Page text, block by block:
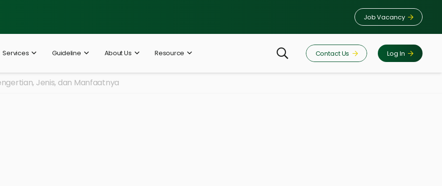
Job Vacancy
Services Guideline About Us Resource Contact Us Log In
Jenis, dan Manfaatnya